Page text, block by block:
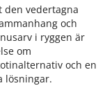
den vedertagna
och
i ryggen är
om
och en
lösningar.